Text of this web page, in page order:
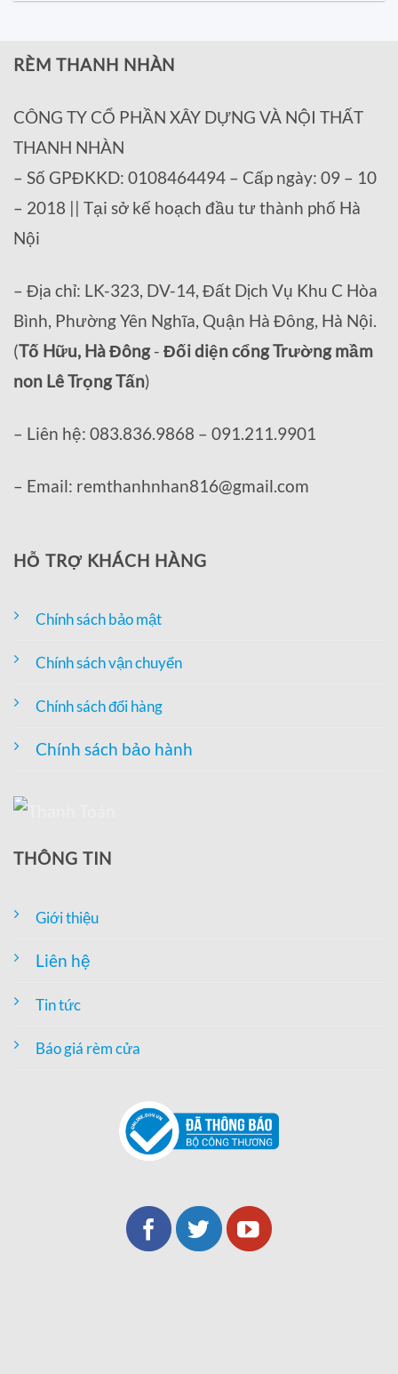
RÈM THANH NHÀN
CÔNG TY CỔ PHẦN XÂY DỰNG VÀ NỘI THẤT
THANH NHÀN
– Số GPĐKKD: 0108464494 – Cấp ngày: 09 – 10
– 2018 || Tại sở kế hoạch đầu tư thành phố Hà
Nội
– Địa chỉ: LK-323, DV-14, Đất Dịch Vụ Khu C Hòa
Bình, Phường Yên Nghĩa, Quận Hà Đông, Hà Nội.
(Tố Hữu, Hà Đông- Đối diện cổng Trường mầm
non Lê Trọng Tấn)
– Liên hệ: 083.836.9868 – 091.211.9901
– Email: remthanhnhan816@gmail.com
HỖ TRỢ KHÁCH HÀNG
Chính sách bảo mật
Chính sách vận chuyển
Chính sách đổi hàng
Chính sách bảo hành
THÔNG TIN
Giới thiệu
Liên hệ
Tin tức
Báo giá rèm cửa